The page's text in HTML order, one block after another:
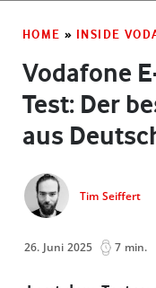
HOME » INSIDE
Vodafone
Test: Der
aus
Tim Seiffert
26. Juni 2025 7 min.